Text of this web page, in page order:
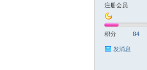
注册会员
积分 84
发消息